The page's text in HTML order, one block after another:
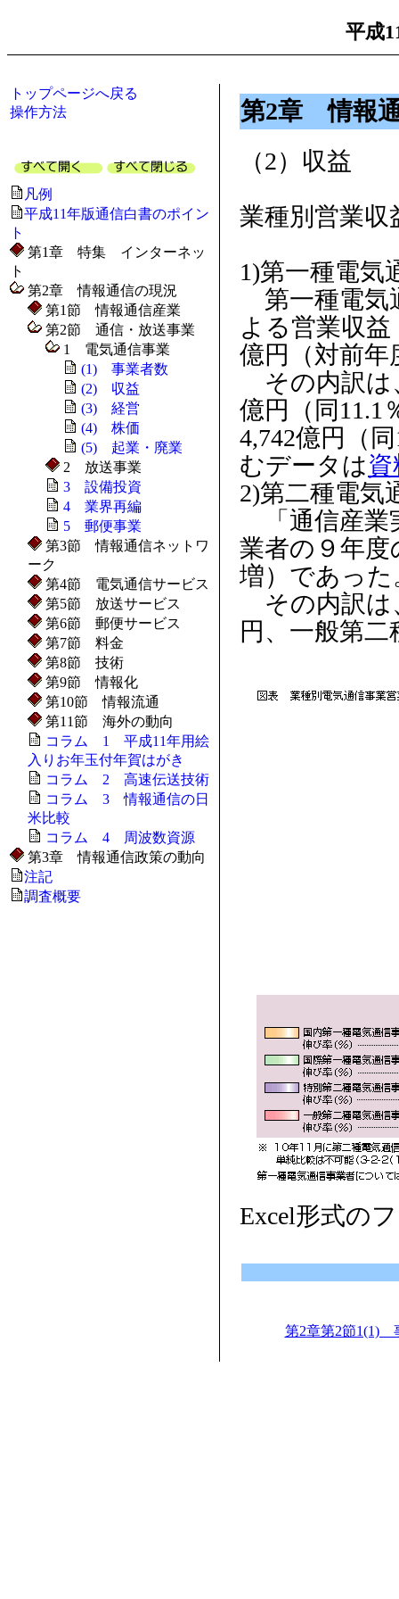
平成
トップページへ戻る
操作方法
凡例
平成11年版通信白書のポイン
ト
第1章 特集 インターネッ
ト
第2章 情報通信の現況
第1節 情報通信産業
第2節 通信・放送事業
1 電気通信事業
(1) 事業者数
(2) 収益
(3) 経営
(4) 株価
(5) 起業・廃業
2 放送事業
3 設備投資
4 業界再編
5 郵便事業
第3節 情報通信ネットワ
ーク
第4節 電気通信サービス
第5節 放送サービス
第6節 郵便サービス
第7節 料金
第8節 技術
第9節 情報化
第10節 情報流通
第11節 海外の動向
コラム 1 平成11年用絵
入りお年玉付年賀はがき
コラム 2 高速伝送技術
コラム 3 情報通信の日
米比較
コラム 4 周波数資源
第3章 情報通信政策の動向
注記
調査概要
第2章 情報
（2）収益
業種別営業収
1)第一種電気
第一種電気
よる営業収益
億円（対前年
その内訳は
億円（同11.1
4,742億円（
むデータは
2)第二種電気
「通信産業
業者の９年度
増）であった
その内訳は
円、一般第
Excel形式の
第2章第2節1(1)